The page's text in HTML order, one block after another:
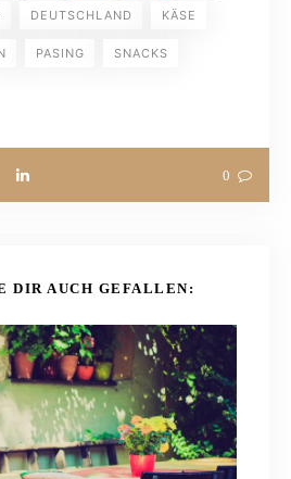
DEUTSCHLAND KÄSE
PASING SNACKS
0
DIR AUCH GEFALLEN: